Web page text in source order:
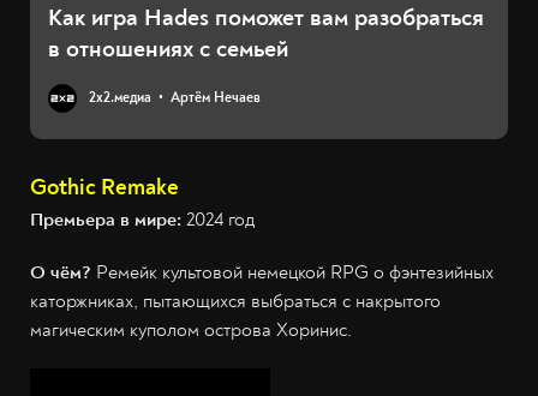
Как игра Hades поможет вам разобраться
в отношениях с семьей
2х2.медиа Артём Нечаев
Gothic Remake
Премьера в мире: 2024 год
О чём? Ремейк культовой немецкой RPG о фэнтезийных
каторжниках, пытающихся выбраться с накрытого
магическим куполом острова Хоринис.